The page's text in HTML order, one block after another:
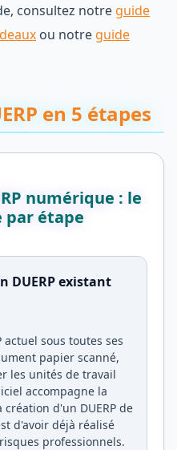
consultez notre guide
ou notre guide
en 5 étapes
numérique : le
par étape
DUERP existant
actuel sous toutes ses
papier scanné,
les unités de travail
accompagne la
d'un DUERP de
d'avoir déjà réalisé
professionnels.